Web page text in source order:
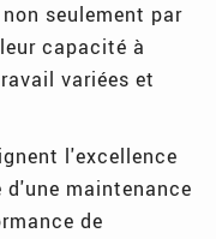
seulement par
capacité à
variées et
l'excellence
maintenance
de